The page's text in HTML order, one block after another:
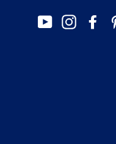
YouTube